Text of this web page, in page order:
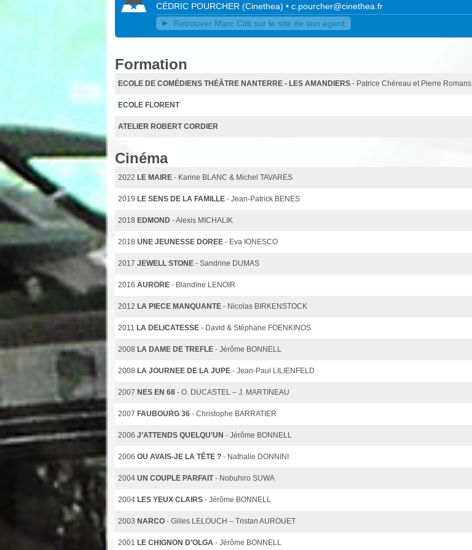
CÉDRIC POURCHER (Cinethea) • c.pourcher@cinethea.fr
Retrouver Marc Citti sur le site de son agent
Formation
ECOLE DE COMÉDIENS THÉÂTRE NANTERRE - LES AMANDIERS - Patrice Chéreau et Pierre Romans
ECOLE FLORENT
ATELIER ROBERT CORDIER
Cinéma
2022 LE MAIRE - Karine BLANC & Michel TAVARES
2019 LE SENS DE LA FAMILLE - Jean-Patrick BENES
2018 EDMOND - Alexis MICHALIK
2018 UNE JEUNESSE DOREE - Eva IONESCO
2017 JEWELL STONE - Sandrine DUMAS
2016 AURORE - Blandine LENOIR
2012 LA PIECE MANQUANTE - Nicolas BIRKENSTOCK
2011 LA DELICATESSE - David & Stéphane FOENKINOS
2008 LA DAME DE TREFLE - Jérôme BONNELL
2008 LA JOURNEE DE LA JUPE - Jean-Paul LILIENFELD
2007 NES EN 68 - O. DUCASTEL – J. MARTINEAU
2007 FAUBOURG 36 - Christophe BARRATIER
2006 J’ATTENDS QUELQU’UN - Jérôme BONNELL
2006 OU AVAIS-JE LA TÊTE ? - Nathalie DONNINI
2004 UN COUPLE PARFAIT - Nobuhiro SUWA
2004 LES YEUX CLAIRS - Jérôme BONNELL
2003 NARCO - Gilles LELOUCH – Tristan AUROUET
2001 LE CHIGNON D’OLGA - Jérôme BONNELL